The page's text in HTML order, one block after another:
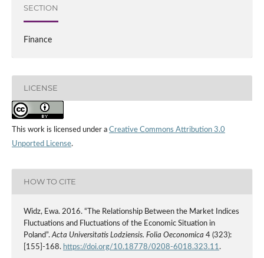
SECTION
Finance
LICENSE
This work is licensed under a Creative Commons Attribution 3.0
Unported License.
HOW TO CITE
Widz, Ewa. 2016. “The Relationship Between the Market Indices
Fluctuations and Fluctuations of the Economic Situation in
Poland”.Acta Universitatis Lodziensis. Folia Oeconomica 4 (323):
[155]-168. https://doi.org/10.18778/0208-6018.323.11.